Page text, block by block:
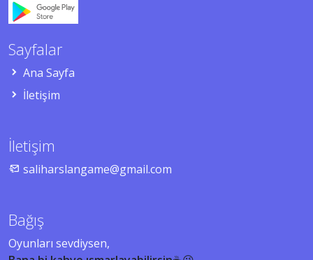
Sayfalar
Ana Sayfa
İletişim
İletişim
saliharslangame@gmail.com
Bağış
Oyunları sevdiysen,